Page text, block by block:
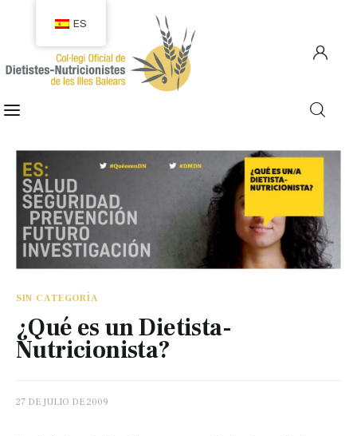
COLEGIADOS
EMPLEO
CIUDADANÍA
TRANSPARENCIA
SIN CATEGORÍA
¿Qué es un Dietista-
Nutricionista?
27 DE JULIO DE 2009
ES